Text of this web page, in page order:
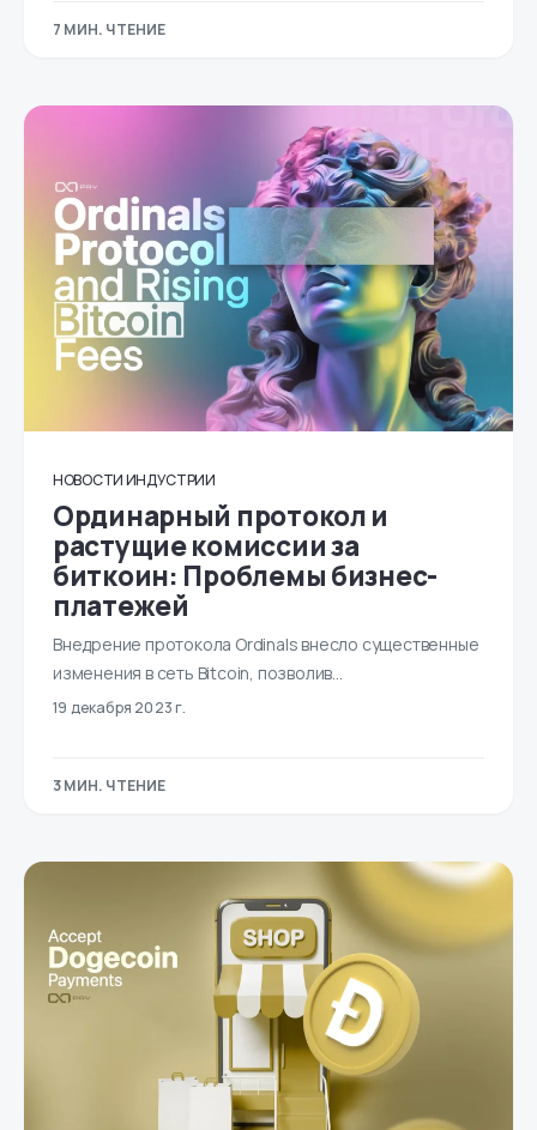
7 МИН. ЧТЕНИЕ
НОВОСТИ ИНДУСТРИИ
Ординарный протокол и
растущие комиссии за
биткоин: Проблемы бизнес-
платежей
Внедрение протокола Ordinals внесло существенные
изменения в сеть Bitcoin, позволив…
19 декабря 2023 г.
3 МИН. ЧТЕНИЕ